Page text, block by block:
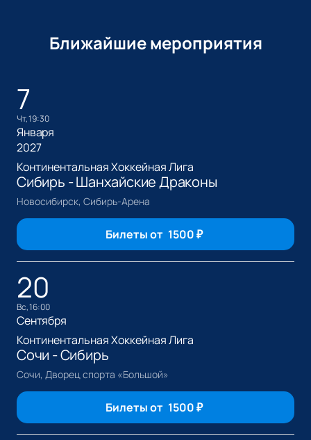
Ближайшие мероприятия
7
чт, 19:30
Января
2027
Континентальная Хоккейная Лига
Сибирь - Шанхайские Драконы
Новосибирск, Сибирь-Арена
Билеты от 1500₽
20
вс, 16:00
Сентября
Континентальная Хоккейная Лига
Сочи - Сибирь
Сочи, Дворец спорта «Большой»
Билеты от 1500₽